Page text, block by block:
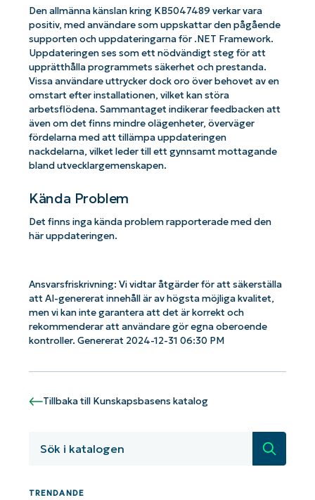
Den allmänna känslan kring KB5047489 verkar vara
positiv, med användare som uppskattar den pågående
supporten och uppdateringarna för .NET Framework.
Uppdateringen ses som ett nödvändigt steg för att
upprätthålla programmets säkerhet och prestanda.
Vissa användare uttrycker dock oro över behovet av en
omstart efter installationen, vilket kan störa
arbetsflödena. Sammantaget indikerar feedbacken att
även om det finns mindre olägenheter, överväger
fördelarna med att tillämpa uppdateringen
nackdelarna, vilket leder till ett gynnsamt mottagande
bland utvecklargemenskapen.
Kända Problem
Det finns inga kända problem rapporterade med den
här uppdateringen.
Ansvarsfriskrivning: Vi vidtar åtgärder för att säkerställa
att AI-genererat innehåll är av högsta möjliga kvalitet,
men vi kan inte garantera att det är korrekt och
rekommenderar att användare gör egna oberoende
kontroller. Genererat 2024-12-31 06:30 PM
Tillbaka till Kunskapsbasens katalog
Sök
TRENDANDE